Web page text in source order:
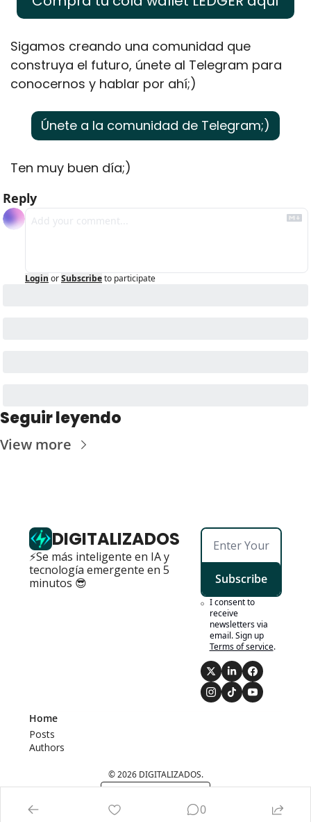
Sigamos creando una comunidad que
construya el futuro, únete al Telegram para
conocernos y hablar por ahí;)
Únete a la comunidad de Telegram;)
Ten muy buen día;)
Reply
Login orSubscribeto participate
Seguir leyendo
View more
DIGITALIZADOS
⚡Se más inteligente en IA y
tecnología emergente en 5
minutos 😎
Subscribe
I consent to
receive
newsletters via
email. Sign up
Terms of service.
Home
Posts
Authors
© 2026 DIGITALIZADOS.
0